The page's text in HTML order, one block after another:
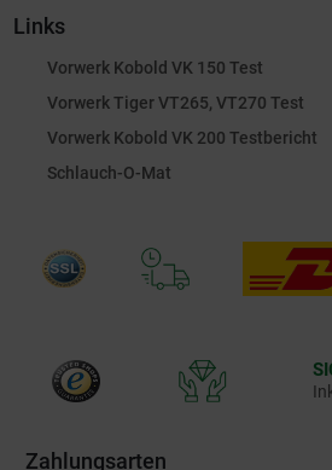
Links
Vorwerk Kobold VK 150 Test
Vorwerk Tiger VT265, VT270 Test
Vorwerk Kobold VK 200 Testbericht
Schlauch-O-Mat
Zahlungsarten